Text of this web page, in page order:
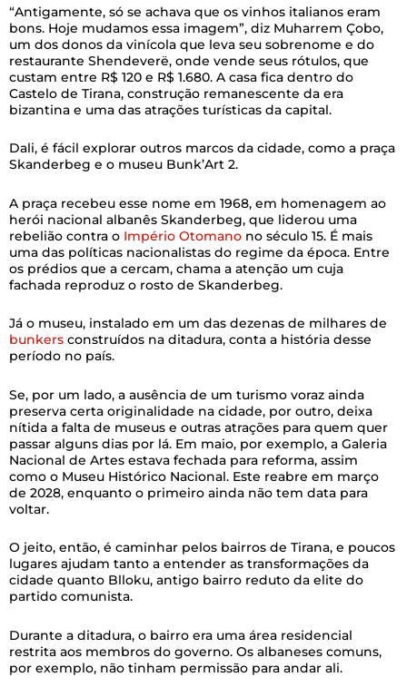
“Antigamente, só se achava que os vinhos italianos eram
bons. Hoje mudamos essa imagem”, diz Muharrem Çobo,
um dos donos da vinícola que leva seu sobrenome e do
restaurante Shendeverë, onde vende seus rótulos, que
custam entre R$ 120 e R$ 1.680. A casa fica dentro do
Castelo de Tirana, construção remanescente da era
bizantina e uma das atrações turísticas da capital.
Dali, é fácil explorar outros marcos da cidade, como a praça
Skanderbeg e o museu Bunk’Art 2.
A praça recebeu esse nome em 1968, em homenagem ao
herói nacional albanês Skanderbeg, que liderou uma
rebelião contra o Império Otomano no século 15. É mais
uma das políticas nacionalistas do regime da época. Entre
os prédios que a cercam, chama a atenção um cuja
fachada reproduz o rosto de Skanderbeg.
Já o museu, instalado em um das dezenas de milhares de
bunkers construídos na ditadura, conta a história desse
período no país.
Se, por um lado, a ausência de um turismo voraz ainda
preserva certa originalidade na cidade, por outro, deixa
nítida a falta de museus e outras atrações para quem quer
passar alguns dias por lá. Em maio, por exemplo, a Galeria
Nacional de Artes estava fechada para reforma, assim
como o Museu Histórico Nacional. Este reabre em março
de 2028, enquanto o primeiro ainda não tem data para
voltar.
O jeito, então, é caminhar pelos bairros de Tirana, e poucos
lugares ajudam tanto a entender as transformações da
cidade quanto Blloku, antigo bairro reduto da elite do
partido comunista.
Durante a ditadura, o bairro era uma área residencial
restrita aos membros do governo. Os albaneses comuns,
por exemplo, não tinham permissão para andar ali.